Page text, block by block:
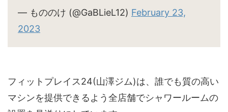
— もののけ (@GaBLieL12) February 23,
2023
フィットプレイス24(山澤ジム)は、誰でも質の高い
マシンを提供できるよう全店舗でシャワールームの